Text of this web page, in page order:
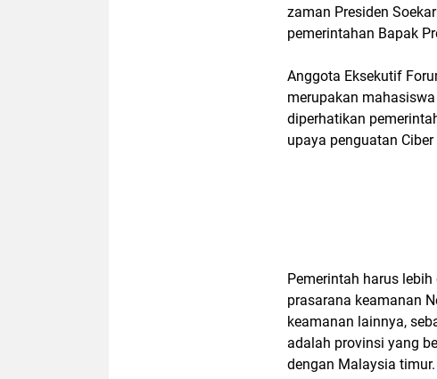
zaman Presiden
pemerintahan Bapak
Anggota Eksekutif
merupakan
diperhatikan
upaya penguatan
Pemerintah harus
prasarana keamanan
keamanan lainnya,
adalah provinsi yang
dengan Malaysia timur.